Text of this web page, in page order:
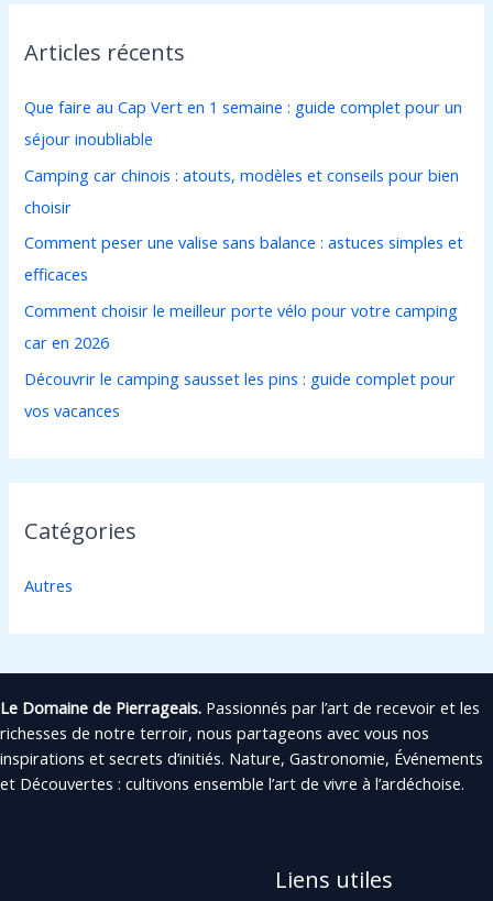
e
c
h
e
r
:
Articles récents
Que faire au Cap Vert en 1 semaine : guide complet pour un
séjour inoubliable
Camping car chinois : atouts, modèles et conseils pour bien
choisir
Comment peser une valise sans balance : astuces simples et
efficaces
Comment choisir le meilleur porte vélo pour votre camping
car en 2026
Découvrir le camping sausset les pins : guide complet pour
vos vacances
Catégories
Autres
Le Domaine de Pierrageais. Passionnés par l’art de recevoir et les
richesses de notre terroir, nous partageons avec vous nos
inspirations et secrets d’initiés. Nature, Gastronomie, Événements
et Découvertes : cultivons ensemble l’art de vivre à l’ardéchoise.
Liens utiles